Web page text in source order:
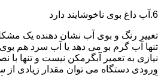
6.آب داغ بوی ناخوشایند دارد
تغییر رنگ و بوی آب نشان دهنده یک
تنها آب گرم بو می دهد یا آب سرد هم
نیازی به تعمیر آبگرمکن نیست و تنها با
ورودی دستگاه می توان مقدار زیادی